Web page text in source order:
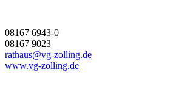
08167 6943-0
08167 9023
rathaus@vg-zolling.de
www.vg-zolling.de